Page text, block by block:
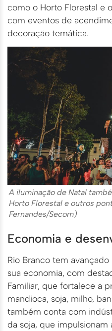
como o Horto Florestal e
com eventos de
decoração temática.
A iluminação de Natal
Horto Florestal e outros
Fernandes/Secom)
Economia e
Rio Branco tem
sua economia, com
Familiar, que fortalece a
mandioca, soja, milho,
também conta com
da soja, que